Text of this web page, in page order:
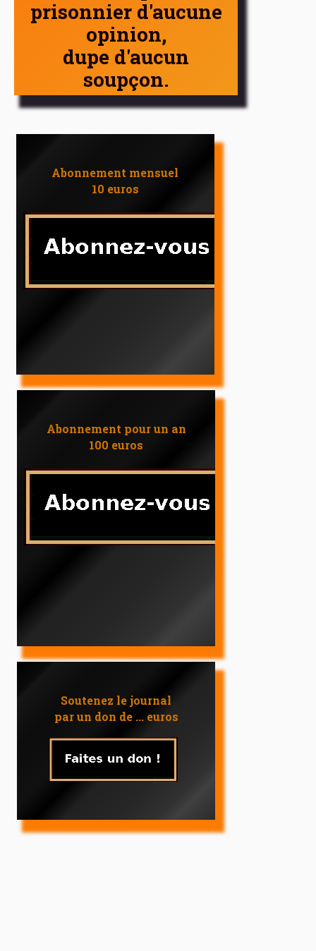
prisonnier d'aucune
opinion,
dupe d'aucun
soupçon.
Abonnement mensuel
10 euros
Abonnement pour un an
100 euros
Soutenez le journal
par un don de ... euros